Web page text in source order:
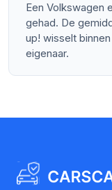
Een Volkswagen
gehad. De
up! wisselt
eigenaar.